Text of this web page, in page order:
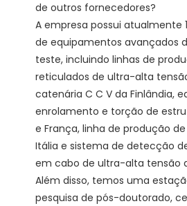
de outros fornecedores?
A empresa possui atualmente
de equipamentos avançados
teste, incluindo linhas de
reticulados de ultra-alta
catenária C C V da Finlândia,
enrolamento e torção de
e França, linha de produção
Itália e sistema de detecção
em cabo de ultra-alta tensão
Além disso, temos uma
pesquisa de pós-doutorado,